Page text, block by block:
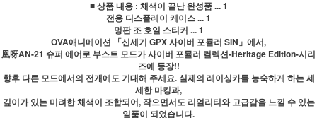
■ 상품 내용 : 채색이 끝난 완성품 ... 1
전용 디스플레이 케이스 ... 1
명판 조 호일 스티커 ... 1
OVA애니메이션 「신세기 GPX 사이버 포뮬러 SIN」에서,
凰呀AN-21 슈퍼 에어로 부스트 모드가 사이버 포뮬러 컬렉션-Heritage Edition-시리
즈에 등장!!
향후 다른 모드에서의 전개에도 기대해 주세요. 실제의 레이싱카를 능숙하게 하는 세
세한 마킹과,
깊이가 있는 미려한 채색이 조합되어, 작으면서도 리얼리티와 고급감을 느낄 수 있는
일품이 되었습니다.